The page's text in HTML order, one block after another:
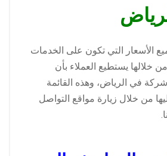
الأسعار التي تكون على الخدمات
من خلالها يستطيع العملاء بأن
في الرياض، وهذه القائمة
من خلال زيارة مواقع التواصل